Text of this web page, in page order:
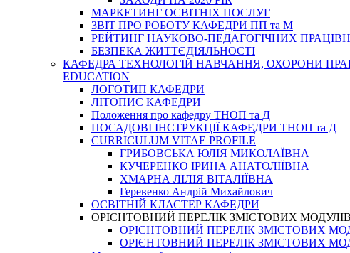
МАРКЕТИНГ ОСВІТНІХ ПОСЛУГ
3BIT ПРО РОБОТУ КАФЕДРИ ПП та М
РЕЙТИНГ НАУКОВО-ПЕДАГОГІЧНИХ
БЕЗПЕКА ЖИТТЄДІЯЛЬНОСТІ
КАФЕДРА ТЕХНОЛОГІЙ НАВЧАННЯ, ОХОРОНИ ПРАЦІ
EDUCATION
ЛОГОТИП КАФЕДРИ
ЛІТОПИС КАФЕДРИ
Положення про кафедру ТНОП та Д
ПОСАДОВІ ІНСТРУКЦІЇ КАФЕДРИ ТНОП та Д
CURRICULUM VITAE PROFILE
ГРИБОВСЬКА ЮЛІЯ МИКОЛАЇВНА
КУЧЕРЕНКО ІРИНА АНАТОЛІЇВНА
ХМАРНА ЛІЛІЯ ВІТАЛІЇВНА
Геревенко Андрій Михайлович
ОСВІТНІЙ КЛАСТЕР КАФЕДРИ
ОРІЄНТОВНИЙ ПЕРЕЛІК ЗМІСТОВИХ
ОРІЄНТОВНИЙ ПЕРЕЛІК ЗМІСТОВИХ
ОРІЄНТОВНИЙ ПЕРЕЛІК ЗМІСТОВИХ